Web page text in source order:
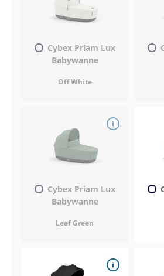
Cybex Priam Lux
Babywanne
Off White
Cybex Priam Lux
Babywanne
Leaf Green